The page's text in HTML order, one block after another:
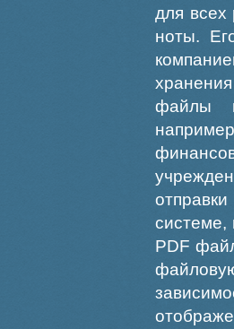
для всех
ноты.
файлы
системе,
PDF